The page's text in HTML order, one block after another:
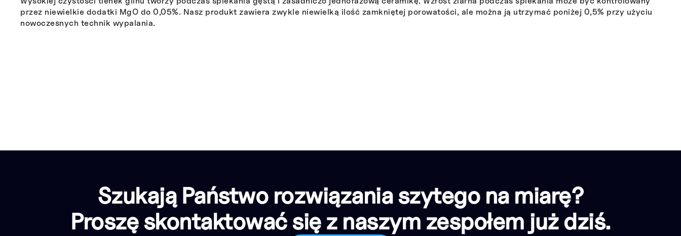
przez niewielkie dodatki MgO do 0,05%. Nasz produkt zawiera zwykle niewielką ilość zamkniętej porowatości, ale można ją utrzymać poniżej 0,5% przy użyciu
nowoczesnych technik wypalania.
Szukają Państwo rozwiązania szytego na miarę?
Proszę skontaktować się z naszym zespołem już dziś.